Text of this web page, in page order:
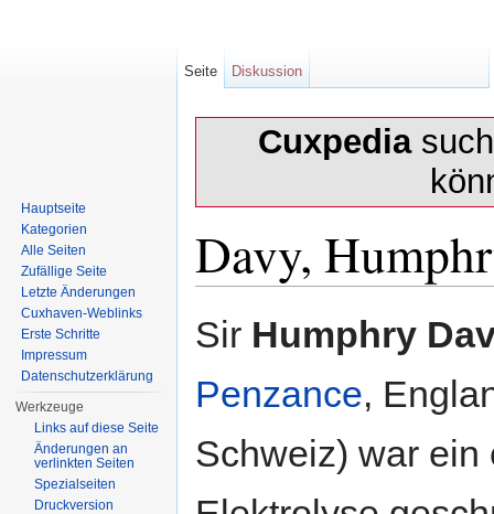
Cuxpedia
Davy,
Sir Humphry
Penzance,
Schweiz) war ein
Seite Diskussion
Hauptseite
Kategorien
Alle Seiten
Zufällige Seite
Letzte Änderungen
Cuxhaven-Weblinks
Erste Schritte
Impressum
Datenschutzerklärung
Werkzeuge
Links auf diese Seite
Änderungen an
verlinkten Seiten
Spezialseiten
Druckversion